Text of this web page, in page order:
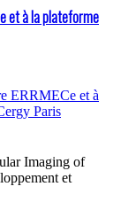
et à la plateforme
Imaging of
et